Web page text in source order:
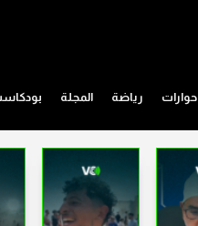
حوارات رياضة المجلة